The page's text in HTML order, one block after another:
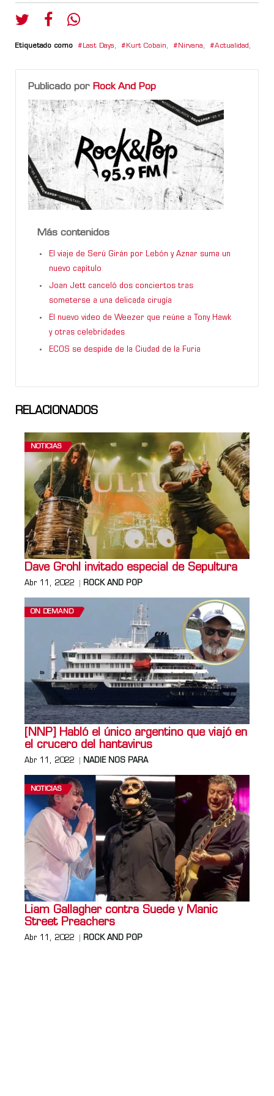
Etiquetado como Last Days, Kurt Cobain, Nirvana, Actualidad ,
Publicado por Rock And Pop
Más contenidos
El viaje de Serú Girán por Lebón y Aznar suma un
nuevo capítulo
Joan Jett canceló dos conciertos tras
someterse a una delicada cirugía
El nuevo video de Weezer que reúne a Tony Hawk
y otras celebridades
ECOS se despide de la Ciudad de la Furia
RELACIONADOS
NOTICIAS
Dave Grohl invitado especial de Sepultura
Abr 11, 2022 ROCK AND POP
ON DEMAND
[NNP] Habló el único argentino que viajó en
el crucero del hantavirus
Abr 11, 2022 NADIE NOS PARA
NOTICIAS
Liam Gallagher contra Suede y Manic
Street Preachers
Abr 11, 2022 ROCK AND POP